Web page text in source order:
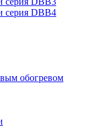
серия DBB4
обогревом